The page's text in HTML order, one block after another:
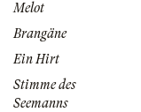
Melot
Brangäne
Ein Hirt
Stimme des
Seemanns